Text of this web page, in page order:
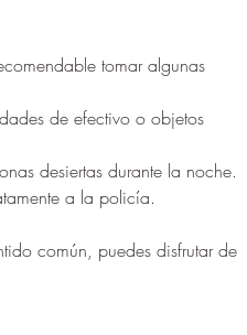
tomar algunas
de efectivo o objetos
desiertas durante la noche.
a la policía.
común, puedes disfrutar de